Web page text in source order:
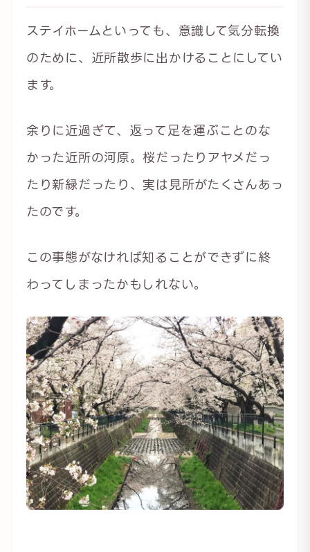
ステイホームといっても、意識して気分転換
のために、近所散歩に出かけることにしてい
ます。
余りに近過ぎて、返って足を運ぶことのな
かった近所の河原。桜だったりアヤメだっ
たり新緑だったり、実は見所がたくさんあっ
たのです。
この事態がなければ知ることができずに終
わってしまったかもしれない。